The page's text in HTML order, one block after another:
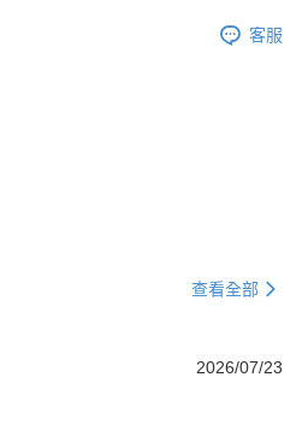
客服
查看全部
2026/07/23